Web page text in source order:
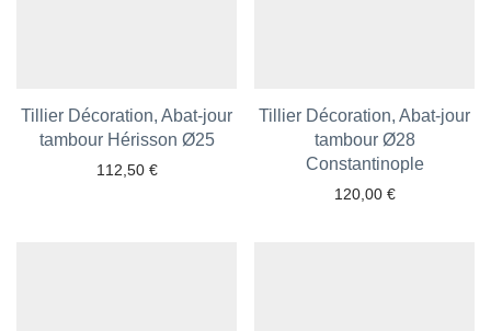
Tillier Décoration, Abat-jour
tambour Hérisson Ø25
112,50 €
Ajouter aux favoris
Tillier Décoration, Abat-jour
tambour Ø28
Constantinople
120,00 €
Ajouter aux favoris